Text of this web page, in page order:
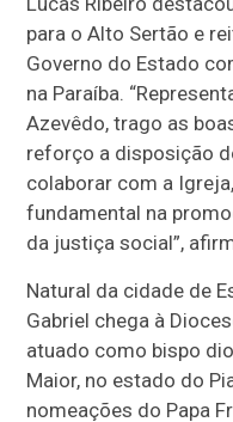
para o Alto Sertão e
Governo do Estado
na Paraíba.
Azevêdo, trago as
reforço a disposição
colaborar com a
fundamental na
da justiça social”,
Natural da cidade de
Gabriel chega à
atuado como bispo
Maior, no estado do
nomeações do Papa